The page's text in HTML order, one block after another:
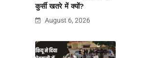
कुर्सी खतरे में क्यों?
August 6, 2026